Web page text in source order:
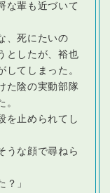
な輩も近づいて
、死にたいの
としたが、裕也
てしまった。
た陰の実動部隊
。
を止められてし
うな顔で尋ねら
？」